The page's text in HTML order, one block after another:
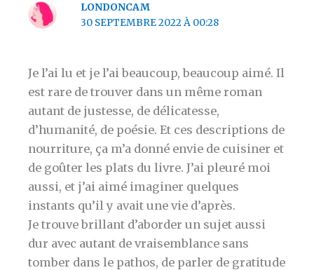
LONDONCAM
30 SEPTEMBRE 2022 À 00:28
Je l’ai lu et je l’ai beaucoup, beaucoup aimé. Il
est rare de trouver dans un même roman
autant de justesse, de délicatesse,
d’humanité, de poésie. Et ces descriptions de
nourriture, ça m’a donné envie de cuisiner et
de goûter les plats du livre. J’ai pleuré moi
aussi, et j’ai aimé imaginer quelques
instants qu’il y avait une vie d’après.
Je trouve brillant d’aborder un sujet aussi
dur avec autant de vraisemblance sans
tomber dans le pathos, de parler de gratitude